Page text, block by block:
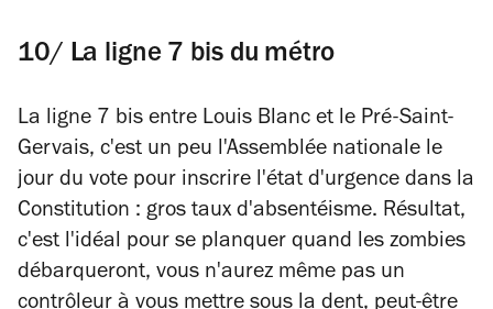
10/ La ligne 7 bis du métro
La ligne 7 bis entre Louis Blanc et le Pré-Saint-
Gervais, c'est un peu l'Assemblée nationale le
jour du vote pour inscrire l'état d'urgence dans la
Constitution : gros taux d'absentéisme. Résultat,
c'est l'idéal pour se planquer quand les zombies
débarqueront, vous n'aurez même pas un
contrôleur à vous mettre sous la dent, peut-être